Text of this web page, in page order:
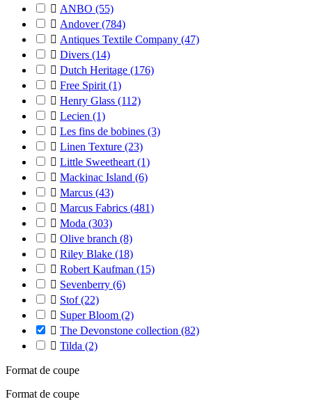
 ANBO (55)
 Andover(784)
 Antiques Textile Company (47)
 Divers (14)
 Dutch Heritage (176)
 Free Spirit (1)
 Henry Glass (112)
 Lecien (1)
 Les fins de bobines (3)
 Linen Texture (23)
 Little Sweetheart (1)
 Mackinac Island (6)
 Marcus (43)
 Marcus Fabrics (481)
 Moda (303)
 Olive branch (8)
 Riley Blake (18)
 Robert Kaufman (15)
 Sevenberry (6)
 Stof(22)
 Super Bloom (2)
 The Devonstone collection (82)
 Tilda (2)
Format de coupe
Format de coupe